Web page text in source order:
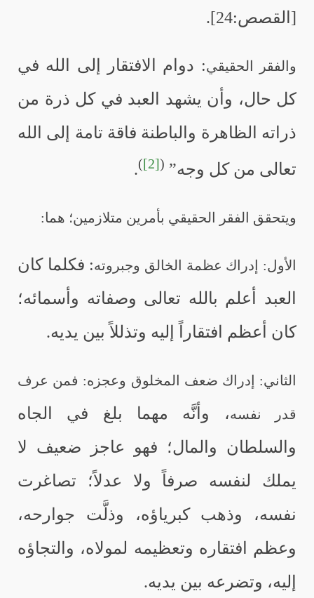
[القصص:24].
والفقر الحقيقي: دوام الافتقار إلى الله في
كل حال، وأن يشهد العبد في كل ذرة من
ذراته الظاهرة والباطنة فاقة تامة إلى الله
تعالى من كل وجه” (
[2]
)
.
ويتحقق الفقر الحقيقي بأمرين متلازمين؛ هما:
الأول: إدراك عظمة الخالق وجبروته: فكلما كان
العبد أعلم بالله تعالى وصفاته وأسمائه؛
كان أعظم افتقاراً إليه وتذللاً بين يديه.
الثاني: إدراك ضعف المخلوق وعجزه: فمن عرف
قدر نفسه، وأنَّه مهما بلغ في الجاه
والسلطان والمال؛ فهو عاجز ضعيف لا
يملك لنفسه صرفاً ولا عدلاً؛ تصاغرت
نفسه، وذهب كبرياؤه، وذلَّت جوارحه،
وعظم افتقاره وتعظيمه لمولاه، والتجاؤه
إليه، وتضرعه بين يديه.